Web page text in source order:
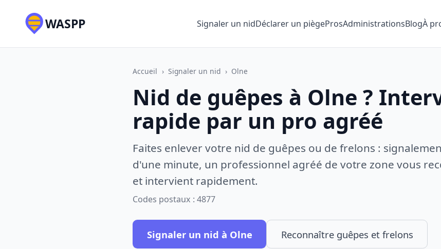
WASPP Signaler un nidDéclarer un piègeProsAdministrationsBlogÀ
Accueil › Signaler un nid › Olne
Nid de guêpes à Olne ?
rapide par un pro agréé
Faites enlever votre nid de guêpes ou de frelons :
d'une minute, un professionnel agréé de votre zone vous
et intervient rapidement.
Codes postaux : 4877
Signaler un nid à Olne Reconnaître guêpes et frelons